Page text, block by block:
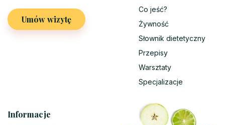
Umów wizytę
Co jeść?
Żywność
Słownik dietetyczny
Przepisy
Warsztaty
Specjalizacje
Informacje